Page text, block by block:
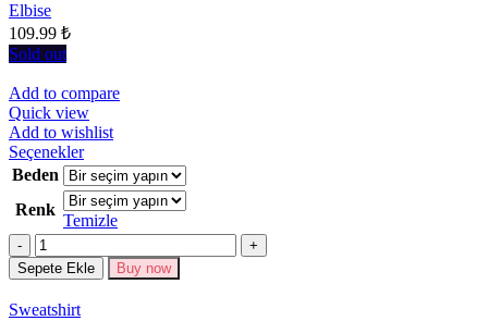
Elbise
109.99 ₺
Sold out
Add to compare
Quick view
Add to wishlist
SeçeneklerBu
ürünün
birden
fazla
varyasyonu
Seçenekler
Beden
Renk
Temizle
Miktar
Sepete Ekle Buy now
Sweatshirt